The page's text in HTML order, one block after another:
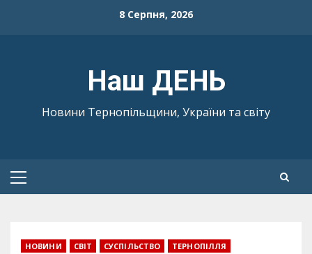
8 Серпня, 2026
Наш ДЕНЬ
Новини Тернопільщини, України та світу
Primary
НОВИНИ СВІТ СУСПІЛЬСТВО ТЕРНОПІЛЛЯ